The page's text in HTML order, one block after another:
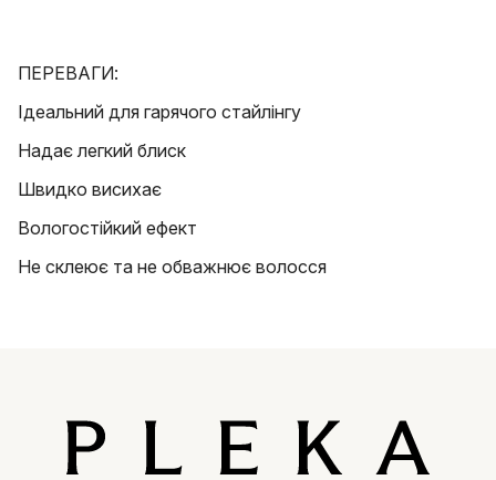
ПЕРЕВАГИ:
Ідеальний для гарячого стайлінгу
Надає легкий блиск
Швидко висихає
Вологостійкий ефект
Не склеює та не обважнює волосся